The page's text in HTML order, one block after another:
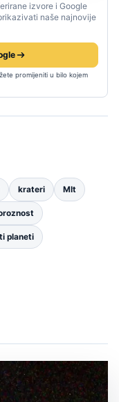
izvore i Google
naše najnovije
promijeniti u bilo kojem
krateri MIt
planeti